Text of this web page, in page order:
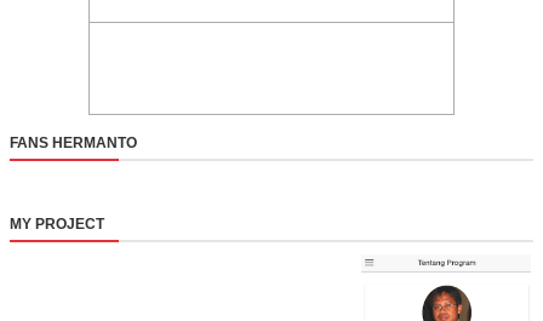
FANS HERMANTO
MY PROJECT